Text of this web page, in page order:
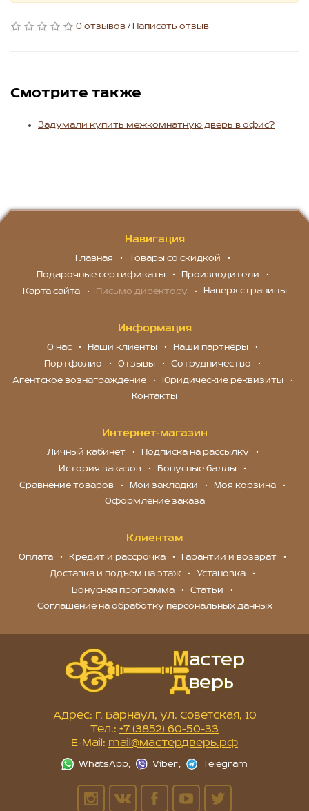
0 отзывов / Написать отзыв
Смотрите также
Задумали купить межкомнатную дверь в офис?
Навигация
Главная
Товары со скидкой
Подарочные сертификаты
Производители
Карта сайта
Письмо директору Наверх страницы
Информация
О нас Наши клиенты
Наши партнёры
Портфолио
Отзывы
Сотрудничество
Агентское вознаграждение
Юридические реквизиты
Контакты
Интернет-магазин
Личный кабинет
Подписка на рассылку
История заказов
Бонусные баллы
Сравнение товаров
Мои закладки
Моя корзина
Оформление заказа
Клиентам
Оплата Кредит и рассрочка
Гарантии и возврат
Доставка и подъем на этаж
Установка
Бонусная программа
Статьи
Соглашение на обработку персональных данных
Адрес: г. Барнаул, ул. Советская, 10
Тел.: +7 (3852) 60-50-33
E-Mail: mail@мастердверь.рф